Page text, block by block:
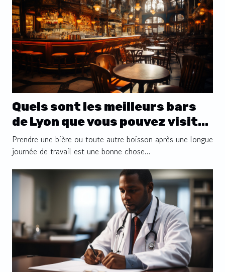
Quels sont les meilleurs bars
de Lyon que vous pouvez visiter
pour étancher votre soif ?
Prendre une bière ou toute autre boisson après une longue
journée de travail est une bonne chose...